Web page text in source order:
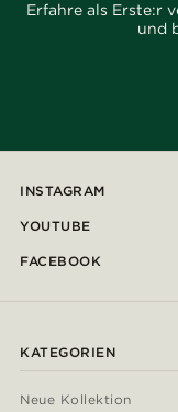
Erfahre als Erste:r
und
INSTAGRAM
YOUTUBE
FACEBOOK
KATEGORIEN
Neue Kollektion